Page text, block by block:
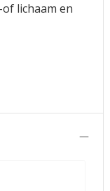
lichaam en